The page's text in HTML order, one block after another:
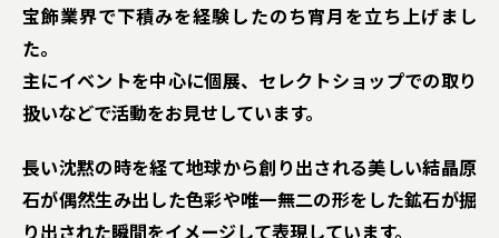
宝飾業界で下積みを経験したのち宵月を立ち上げまし
た。
主にイベントを中心に個展、セレクトショップでの取り
扱いなどで活動をお見せしています。
長い沈黙の時を経て地球から創り出される美しい結晶原
石が偶然生み出した色彩や唯一無二の形をした鉱石が掘
り出された瞬間をイメージして表現しています。